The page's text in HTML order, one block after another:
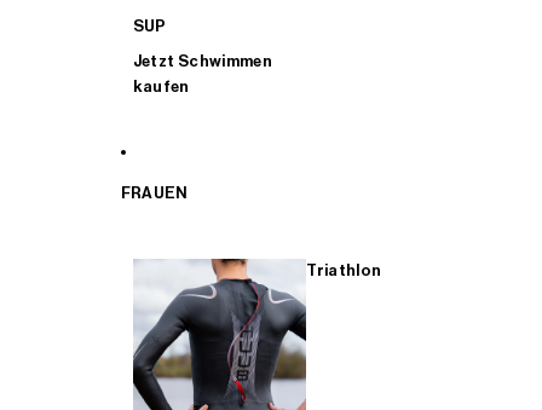
SUP
Jetzt Schwimmen
kaufen
FRAUEN
Triathlon